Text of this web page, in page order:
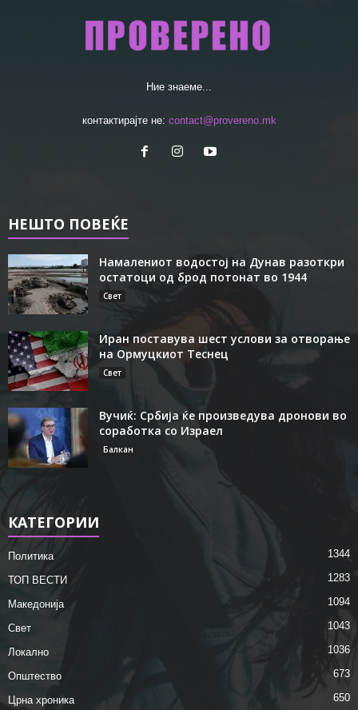
Ние знаеме...
контактирајте не: contact@provereno.mk
НЕШТО ПОВЕЌЕ
Намалениот водостој на Дунав разоткри
остатоци од брод потонат во 1944
Свет
Иран поставува шест услови за отворање
на Ормуцкиот Теснец
Свет
Вучиќ: Србија ќе произведува дронови во
соработка со Израел
Балкан
КАТЕГОРИИ
Политика 1344
ТОП ВЕСТИ 1283
Македонија 1094
Свет 1043
Локално 1036
Општество 673
Црна хроника 650